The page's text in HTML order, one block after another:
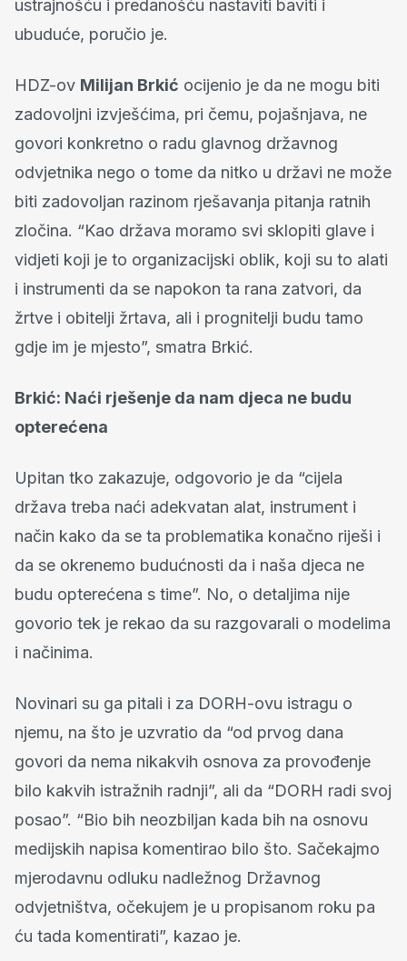
ustrajnošću i predanošću nastaviti baviti i
ubuduće, poručio je.
HDZ-ov Milijan Brkić ocijenio je da ne mogu biti
zadovoljni izvješćima, pri čemu, pojašnjava, ne
govori konkretno o radu glavnog državnog
odvjetnika nego o tome da nitko u državi ne može
biti zadovoljan razinom rješavanja pitanja ratnih
zločina. “Kao država moramo svi sklopiti glave i
vidjeti koji je to organizacijski oblik, koji su to alati
i instrumenti da se napokon ta rana zatvori, da
žrtve i obitelji žrtava, ali i prognitelji budu tamo
gdje im je mjesto”, smatra Brkić.
Brkić: Naći rješenje da nam djeca ne budu
opterećena
Upitan tko zakazuje, odgovorio je da “cijela
država treba naći adekvatan alat, instrument i
način kako da se ta problematika konačno riješi i
da se okrenemo budućnosti da i naša djeca ne
budu opterećena s time”. No, o detaljima nije
govorio tek je rekao da su razgovarali o modelima
i načinima.
Novinari su ga pitali i za DORH-ovu istragu o
njemu, na što je uzvratio da “od prvog dana
govori da nema nikakvih osnova za provođenje
bilo kakvih istražnih radnji”, ali da “DORH radi svoj
posao”. “Bio bih neozbiljan kada bih na osnovu
medijskih napisa komentirao bilo što. Sačekajmo
mjerodavnu odluku nadležnog Državnog
odvjetništva, očekujem je u propisanom roku pa
ću tada komentirati”, kazao je.